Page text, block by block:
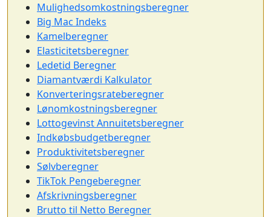
Mulighedsomkostningsberegner
Big Mac Indeks
Kamelberegner
Elasticitetsberegner
Ledetid Beregner
Diamantværdi Kalkulator
Konverteringsrateberegner
Lønomkostningsberegner
Lottogevinst Annuitetsberegner
Indkøbsbudgetberegner
Produktivitetsberegner
Sølvberegner
TikTok Pengeberegner
Afskrivningsberegner
Brutto til Netto Beregner